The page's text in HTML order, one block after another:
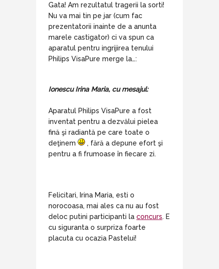
Gata! Am rezultatul tragerii la sorti!
Nu va mai tin pe jar (cum fac
prezentatorii inainte de a anunta
marele castigator) ci va spun ca
aparatul pentru ingrijirea tenului
Philips VisaPure merge la…:
Ionescu Irina Maria, cu mesajul:
Aparatul Philips VisaPure a fost
inventat pentru a dezvălui pielea
fină şi radiantă pe care toate o
deţinem
, fără a depune efort şi
pentru a fi frumoase în fiecare zi.
Felicitari, Irina Maria, esti o
norocoasa, mai ales ca nu au fost
deloc putini participanti la concurs. E
cu siguranta o surpriza foarte
placuta cu ocazia Pastelui!